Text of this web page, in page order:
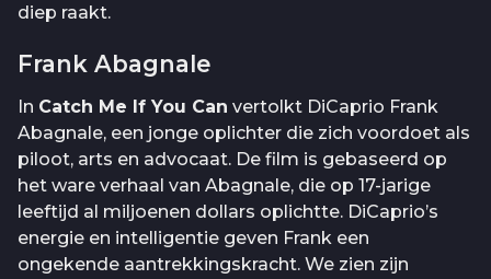
diep raakt.
Frank Abagnale
In Catch Me If You Can vertolkt DiCaprio Frank
Abagnale, een jonge oplichter die zich voordoet als
piloot, arts en advocaat. De film is gebaseerd op
het ware verhaal van Abagnale, die op 17-jarige
leeftijd al miljoenen dollars oplichtte. DiCaprio’s
energie en intelligentie geven Frank een
ongekende aantrekkingskracht. We zien zijn